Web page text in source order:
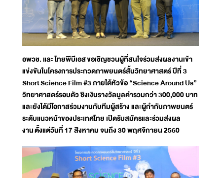
อพวช. และ ไทยพีบีเอส ขอเชิญชวนผู้ที่สนใจร่วมส่งผลงานเข้า
แข่งขันในโครงการประกวดภาพยนตร์สั้นวิทยาศาสตร์ ปีที่ 3
Short Science Film #3 ภายใต้หัวข้อ “Science Around Us”
วิทยาศาสตร์รอบตัว ชิงเงินรางวัลมูลค่ารวมกว่า 300,000 บาท
และยังได้มีโอกาสร่วมงานกับทีมผู้สร้าง และผู้กำกับภาพยนตร์
ระดับแนวหน้าของประเทศไทย เปิดรับสมัครและร่วมส่งผล
งาน ตั้งแต่วันที่ 17 สิงหาคม จนถึง 30 พฤศจิกายน 2560